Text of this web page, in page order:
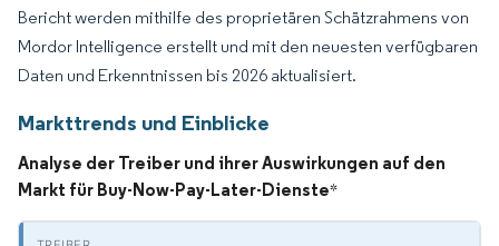
Bericht werden mithilfe des proprietären Schätzrahmens von
Mordor Intelligence erstellt und mit den neuesten verfügbaren
Daten und Erkenntnissen bis 2026 aktualisiert.
Markttrends und Einblicke
Analyse der Treiber und ihrer Auswirkungen auf den
Markt für Buy-Now-Pay-Later-Dienste*